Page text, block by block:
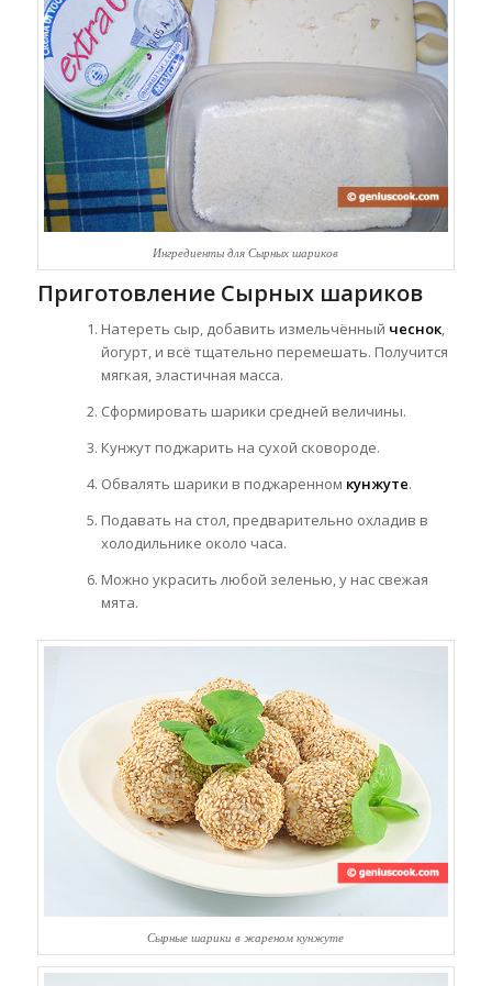
Ингредиенты для Сырных шариков
Приготовление Сырных шариков
Натереть сыр, добавить измельчённый чеснок,
йогурт, и всё тщательно перемешать. Получится
мягкая, эластичная масса.
Сформировать шарики средней величины.
Кунжут поджарить на сухой сковороде.
Обвалять шарики в поджаренном кунжуте.
Подавать на стол, предварительно охладив в
холодильнике около часа.
Можно украсить любой зеленью, у нас свежая
мята.
Сырные шарики в жареном кунжуте